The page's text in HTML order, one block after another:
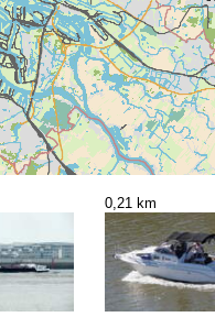
0,21 km